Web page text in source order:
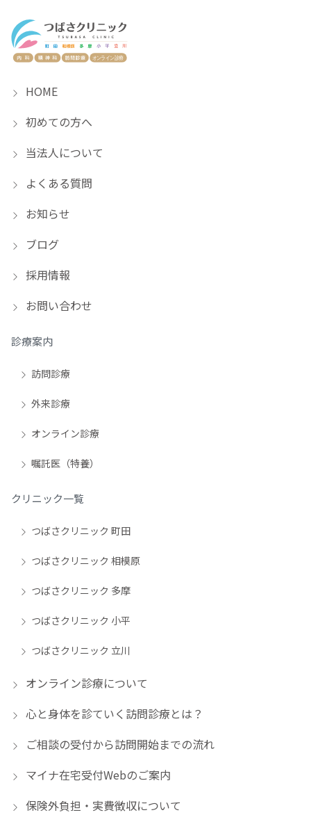
HOME
初めての方へ
当法人について
よくある質問
お知らせ
ブログ
採用情報
お問い合わせ
診療案内
訪問診療
外来診療
オンライン診療
嘱託医（特養）
クリニック一覧
つばさクリニック 町田
つばさクリニック 相模原
つばさクリニック 多摩
つばさクリニック 小平
つばさクリニック 立川
オンライン診療について
心と身体を診ていく訪問診療とは？
ご相談の受付から訪問開始までの流れ
マイナ在宅受付Webのご案内
保険外負担・実費徴収について